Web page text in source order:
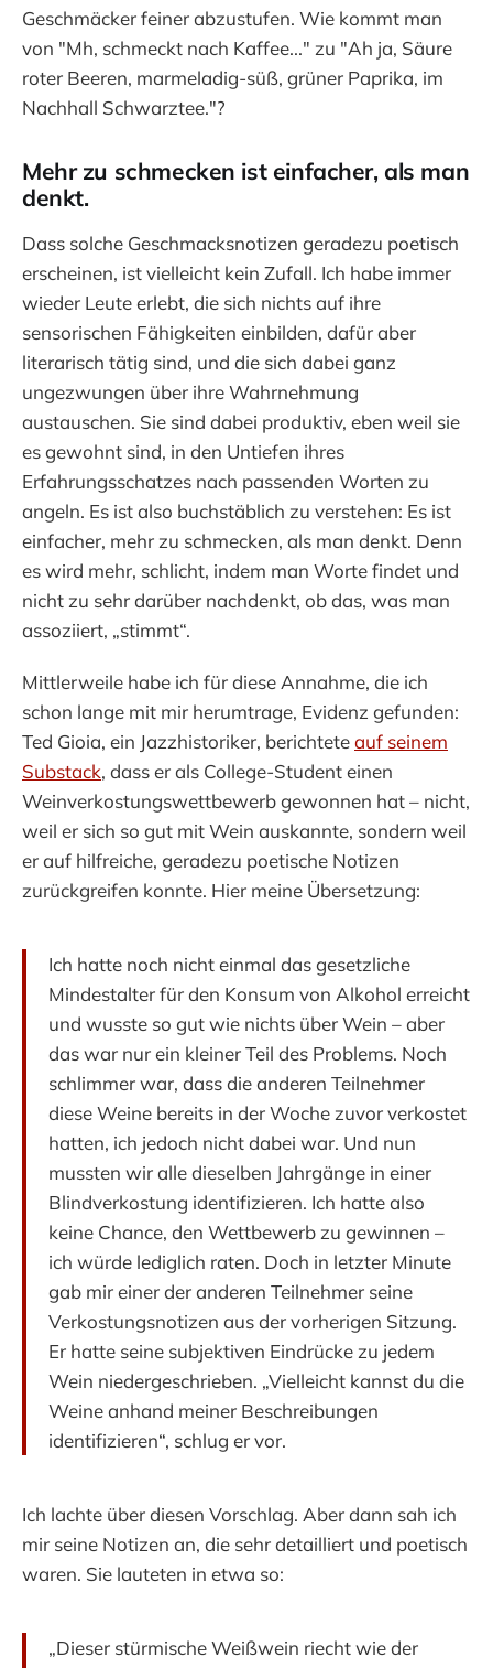
Geschmäcker feiner abzustufen. Wie kommt man
von "Mh, schmeckt nach Kaffee..." zu "Ah ja, Säure
roter Beeren, marmeladig-süß, grüner Paprika, im
Nachhall Schwarztee."?
Mehr zu schmecken ist einfacher, als man
denkt.
Dass solche Geschmacksnotizen geradezu poetisch
erscheinen, ist vielleicht kein Zufall. Ich habe immer
wieder Leute erlebt, die sich nichts auf ihre
sensorischen Fähigkeiten einbilden, dafür aber
literarisch tätig sind, und die sich dabei ganz
ungezwungen über ihre Wahrnehmung
austauschen. Sie sind dabei produktiv, eben weil sie
es gewohnt sind, in den Untiefen ihres
Erfahrungsschatzes nach passenden Worten zu
angeln. Es ist also buchstäblich zu verstehen: Es ist
einfacher, mehr zu schmecken, als man denkt. Denn
es wird mehr, schlicht, indem man Worte findet und
nicht zu sehr darüber nachdenkt, ob das, was man
assoziiert, „stimmt“.
Mittlerweile habe ich für diese Annahme, die ich
schon lange mit mir herumtrage, Evidenz gefunden:
Ted Gioia, ein Jazzhistoriker, berichteteauf seinem
Substack, dass er als College-Student einen
Weinverkostungswettbewerb gewonnen hat – nicht,
weil er sich so gut mit Wein auskannte, sondern weil
er auf hilfreiche, geradezu poetische Notizen
zurückgreifen konnte. Hier meine Übersetzung:
Ich hatte noch nicht einmal das gesetzliche
Mindestalter für den Konsum von Alkohol erreicht
und wusste so gut wie nichts über Wein – aber
das war nur ein kleiner Teil des Problems. Noch
schlimmer war, dass die anderen Teilnehmer
diese Weine bereits in der Woche zuvor verkostet
hatten, ich jedoch nicht dabei war. Und nun
mussten wir alle dieselben Jahrgänge in einer
Blindverkostung identifizieren. Ich hatte also
keine Chance, den Wettbewerb zu gewinnen –
ich würde lediglich raten. Doch in letzter Minute
gab mir einer der anderen Teilnehmer seine
Verkostungsnotizen aus der vorherigen Sitzung.
Er hatte seine subjektiven Eindrücke zu jedem
Wein niedergeschrieben. „Vielleicht kannst du die
Weine anhand meiner Beschreibungen
identifizieren“, schlug er vor.
Ich lachte über diesen Vorschlag. Aber dann sah ich
mir seine Notizen an, die sehr detailliert und poetisch
waren. Sie lauteten in etwa so:
„Dieser stürmische Weißwein riecht wie der